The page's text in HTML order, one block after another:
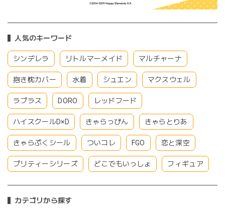
人気のキーワード
シンデレラ リトルマーメイド マルチャーナ
抱き枕カバー 水着 シュエン マクスウェル
ラプラス DORO レッドフード
ハイスクールD×D きゃらっぴん きゃらとりあ
きゃらぷくシール ついコレ FGO 恋と深空
プリティーシリーズ どこでもいっしょ フィギュア
カテゴリから探す